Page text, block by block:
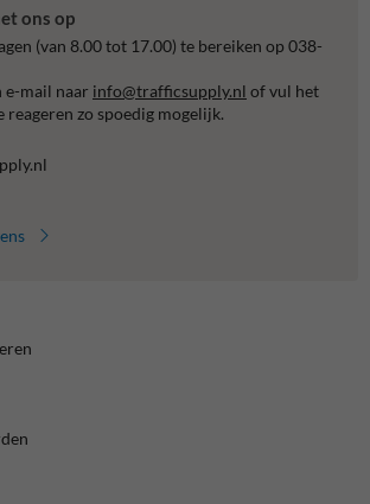
ons op
(van 8.00 tot 17.00) te bereiken op 038-
e-mail naar info@trafficsupply.nl of vul het
zo spoedig mogelijk.